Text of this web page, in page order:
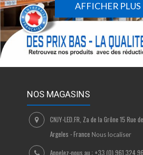
AFFICHER PLUS
NOS MAGASINS
CNJY-LED.FR, Za de la Grône 15
Argeles - France Nous localiser
Appelez-nous au : +33 (0) 961 324